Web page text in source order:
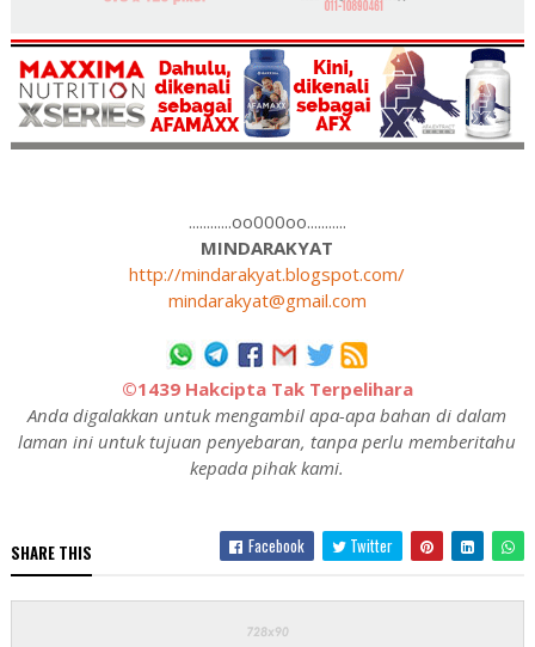
............oo000oo...........
MINDARAKYAT
http://mindarakyat.blogspot.com/
mindarakyat@gmail.com
©1439 Hakcipta Tak Terpelihara
Anda digalakkan untuk mengambil apa-apa bahan di dalam
laman ini untuk tujuan penyebaran, tanpa perlu memberitahu
kepada pihak kami.
SHARE THIS Facebook Twitter